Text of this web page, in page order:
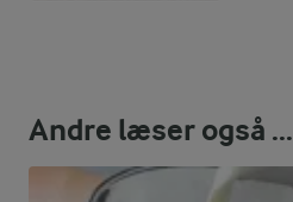
Andre læser også ...